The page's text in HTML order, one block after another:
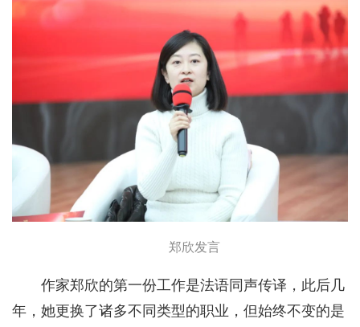
郑欣发言
作家郑欣的第一份工作是法语同声传译，此后几
年，她更换了诸多不同类型的职业，但始终不变的是